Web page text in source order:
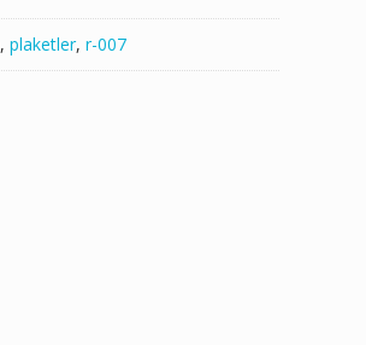
, plaketler, r-007